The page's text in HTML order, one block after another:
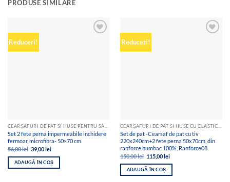
PRODUSE SIMILARE
Reduceri!
CEARȘAFURI DE PAT SI HUSE PENTRU SALTEA
Set 2 fete perna impermeabile inchidere
fermoar, microfibra- 50×70 cm
56,00lei Prețul
inițial
a
fost:
56,00 lei.
39,00leiPrețul
este:
39,00 lei.
ADAUGĂ ÎN COȘ
Reduceri!
CEARȘAFURI DE PAT SI HUSE CU ELASTIC, PENTRU SALTEA
Set de pat -Cearsaf de pat cu tiv
220x240cm+2 fete perna 50x70cm, din
ranforce bumbac 100%, Ranforce08
150,00lei Prețul
inițial
a
fost:
150,00 lei.
115,00leiPrețul
este:
ADAUGĂ ÎN COȘ